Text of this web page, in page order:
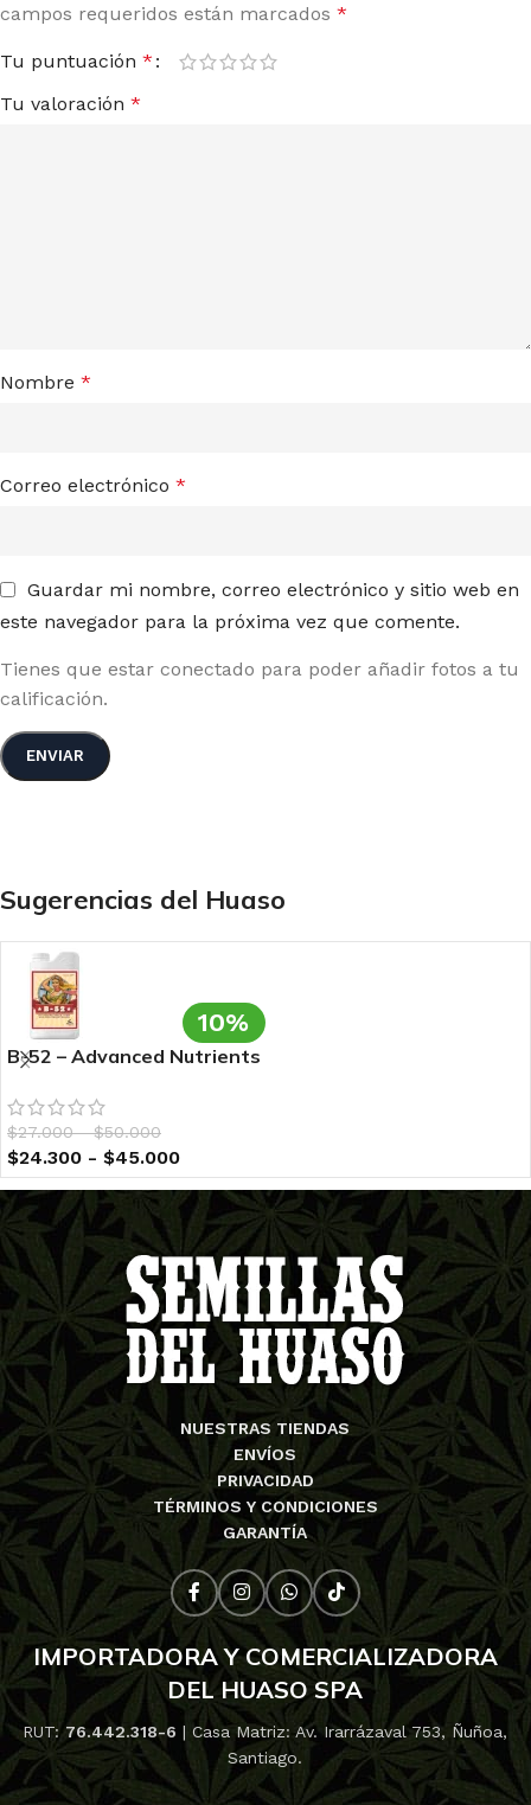
campos requeridos están marcados *
Tu puntuación *
Tu valoración *
Nombre *
Correo electrónico *
Guardar mi nombre, correo electrónico y sitio web en
este navegador para la próxima vez que comente.
Tienes que estar conectado para poder añadir fotos a tu
calificación.
Sugerencias del Huaso
10%
B-52 – Advanced Nutrients
$27.000 - $50.000
$24.300 - $45.000
NUESTRAS TIENDAS
ENVÍOS
PRIVACIDAD
TÉRMINOS Y CONDICIONES
GARANTÍA
IMPORTADORA Y COMERCIALIZADORA
DEL HUASO SPA
RUT:76.442.318-6 | Casa Matriz: Av. Irarrázaval 753, Ñuñoa,
Santiago.